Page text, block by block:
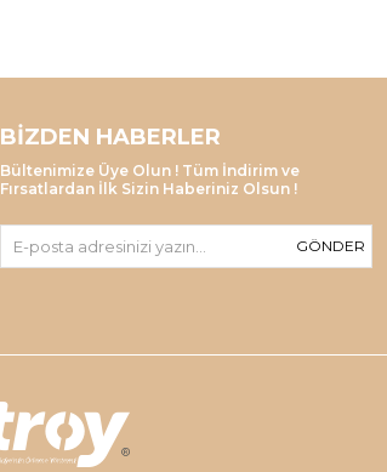
BIZDEN HABERLER
Bültenimize Üye Olun ! Tüm İndirim ve
Fırsatlardan İlk Sizin Haberiniz Olsun !
GÖNDER